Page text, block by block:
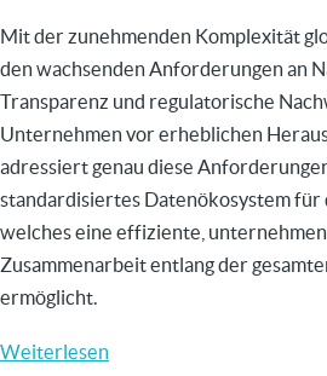
Mit der zunehmenden Komplexität
den wachsenden Anforderungen an
Transparenz und regulatorische
Unternehmen vor erheblichen
adressiert genau diese
standardisiertes Datenökosystem für
welches eine effiziente,
Zusammenarbeit entlang der
ermöglicht.
Weiterlesen